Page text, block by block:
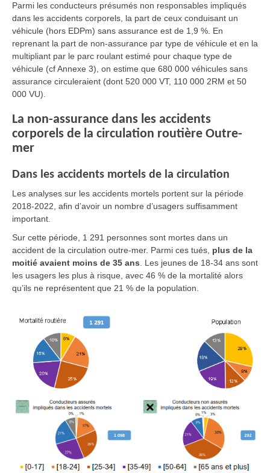
Parmi les conducteurs présumés non responsables impliqués
dans les accidents corporels, la part de ceux conduisant un
véhicule (hors EDPm) sans assurance est de 1,9 %. En
reprenant la part de non-assurance par type de véhicule et en la
multipliant par le parc roulant estimé pour chaque type de
véhicule (cf Annexe 3), on estime que 680 000 véhicules sans
assurance circuleraient (dont 520 000 VT, 110 000 2RM et 50
000 VU).
La non-assurance dans les accidents
corporels de la circulation routière Outre-
mer
Dans les accidents mortels de la circulation
Les analyses sur les accidents mortels portent sur la période
2018-2022, afin d’avoir un nombre d’usagers suffisamment
important.
Sur cette période, 1 291 personnes sont mortes dans un
accident de la circulation outre-mer. Parmi ces tués, plus de la
moitié avaient moins de 35 ans . Les jeunes de 18-34 ans sont
les usagers les plus à risque, avec 46 % de la mortalité alors
qu’ils ne représentent que 21 % de la population.